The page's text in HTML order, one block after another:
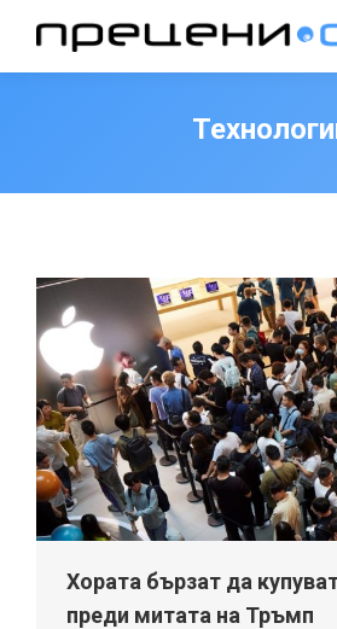
Хората бързат да
преди митата на Тръмп